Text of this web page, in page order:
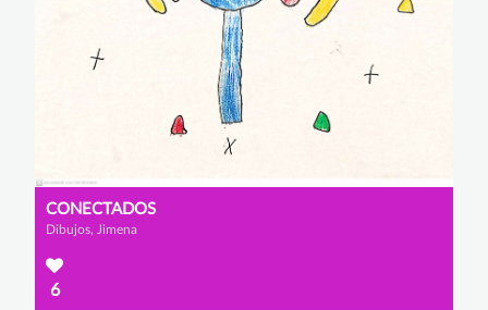
CONECTADOS
Dibujos, Jimena
6